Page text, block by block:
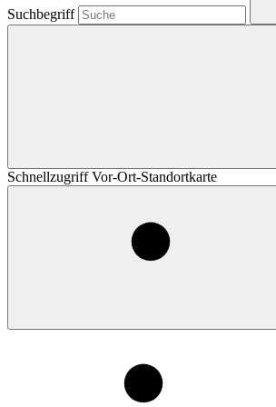
Suchbegriff
Schnellzugriff Vor-Ort-Standortkarte